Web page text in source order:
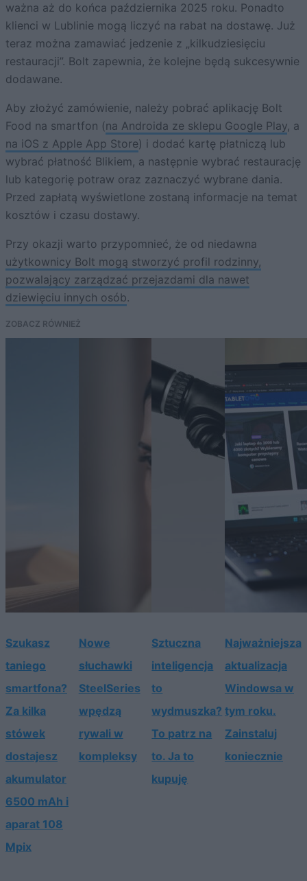
ważna aż do końca października 2025 roku. Ponadto
klienci w Lublinie mogą liczyć na rabat na dostawę. Już
teraz można zamawiać jedzenie z „kilkudziesięciu
restauracji”. Bolt zapewnia, że kolejne będą sukcesywnie
dodawane.
Aby złożyć zamówienie, należy pobrać aplikację Bolt
Food na smartfon (na Androida ze sklepu Google Play, a
na iOS z Apple App Store) i dodać kartę płatniczą lub
wybrać płatność Blikiem, a następnie wybrać restaurację
lub kategorię potraw oraz zaznaczyć wybrane dania.
Przed zapłatą wyświetlone zostaną informacje na temat
kosztów i czasu dostawy.
Przy okazji warto przypomnieć, że od niedawna
użytkownicy Bolt mogą stworzyć profil rodzinny,
pozwalający zarządzać przejazdami dla nawet
dziewięciu innych osób.
ZOBACZ RÓWNIEŻ
Szukasz
taniego
smartfona?
Za kilka
stówek
dostajesz
akumulator
6500 mAh i
aparat 108
Mpix
Nowe
słuchawki
SteelSeries
wpędzą
rywali w
kompleksy
Sztuczna
inteligencja
to
wydmuszka?
To patrz na
to. Ja to
kupuję
Najważniejsza
aktualizacja
Windowsa w
tym roku.
Zainstaluj
koniecznie